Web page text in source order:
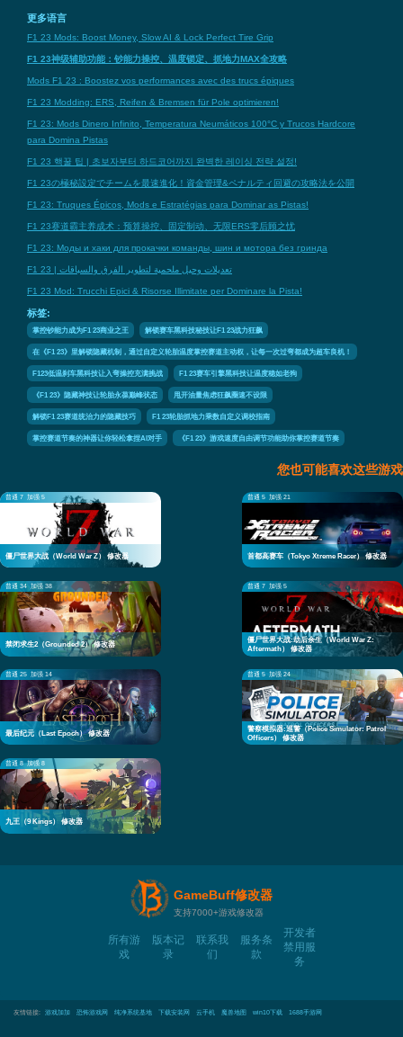
更多语言
F1 23 Mods: Boost Money, Slow AI & Lock Perfect Tire Grip
F1 23神级辅助功能：钞能力操控、温度锁定、抓地力MAX全攻略
Mods F1 23 : Boostez vos performances avec des trucs épiques
F1 23 Modding: ERS, Reifen & Bremsen für Pole optimieren!
F1 23: Mods Dinero Infinito, Temperatura Neumáticos 100°C y Trucos Hardcore
para Domina Pistas
F1 23 핵꿀 팁 | 초보자부터 하드코어까지 완벽한 레이싱 전략 설정!
F1 23の極秘設定でチームを最速進化！資金管理&ペナルティ回避の攻略法を公開
F1 23: Truques Épicos, Mods e Estratégias para Dominar as Pistas!
F1 23赛道霸主养成术：预算操控、固定制动、无限ERS零后顾之忧
F1 23: Моды и хаки для прокачки команды, шин и мотора без гринда
F1 23 | تعديلات وحيل ملحمية لتطوير الفرق والسباقات
F1 23 Mod: Trucchi Epici & Risorse Illimitate per Dominare la Pista!
标签:
掌控钞能力成为F1 23商业之王 解锁赛车黑科技秘技让F1 23战力狂飙
在《F1 23》里解锁隐藏机制，通过自定义轮胎温度掌控赛道主动权，让每一次过弯都成为超车良机！
F123低温刹车黑科技让入弯操控充满挑战 F1 23赛车引擎黑科技让温度稳如老狗
《F1 23》隐藏神技让轮胎永葆巅峰状态 甩开油量焦虑狂飙圈速不设限
解锁F1 23赛道统治力的隐藏技巧 F1 23轮胎抓地力乘数自定义调校指南
掌控赛道节奏的神器让你轻松拿捏AI对手 《F1 23》游戏速度自由调节功能助你掌控赛道节奏
您也可能喜欢这些游戏
普通 7 加强 5
僵尸世界大战（World War Z） 修改器
普通 5 加强 21
首都高赛车（Tokyo Xtreme Racer） 修改器
普通 34 加强 38
禁闭求生2（Grounded 2） 修改器
普通 7 加强 5
僵尸世界大战:劫后余生（World War Z:
Aftermath） 修改器
普通 25 加强 14
最后纪元（Last Epoch） 修改器
普通 5 加强 24
警察模拟器:巡警（Police Simulator: Patrol
Officers） 修改器
普通 8 加强 8
九王（9 Kings） 修改器
GameBuff修改器
支持7000+游戏修改器
所有游
戏
版本记
录
联系我
们
服务条
款
开发者
禁用服
务
友情链接: 游戏加加 恐怖游戏网 纯净系统基地 下载安装网 云手机 魔兽地图 win10下载 1688手游网